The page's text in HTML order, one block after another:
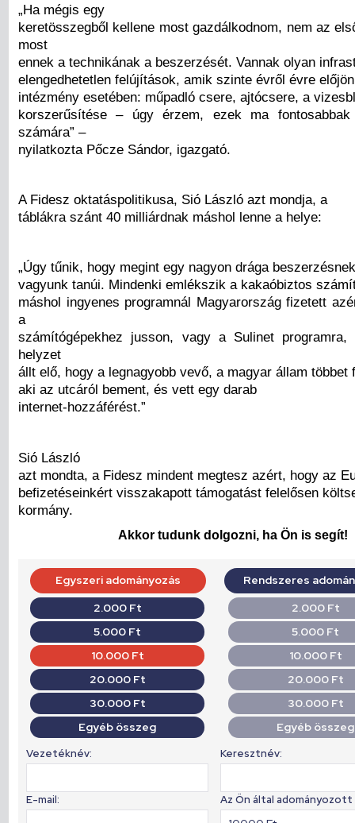
„Ha mégis egy
keretösszegből kellene most gazdálkodnom, nem az
most
ennek a technikának a beszerzését. Vannak olyan
elengedhetetlen felújítások, amik szinte évről évre
intézmény esetében: műpadló csere, ajtócsere, a
korszerűsítése – úgy érzem, ezek ma
számára” –
nyilatkozta Pőcze Sándor, igazgató.
A Fidesz oktatáspolitikusa, Sió László azt mondja, a
táblákra szánt 40 milliárdnak máshol lenne a helye:
„Úgy tűnik, hogy megint egy nagyon drága beszerzésnek
vagyunk tanúi. Mindenki emlékszik a kakaóbiztos
máshol ingyenes programnál Magyarország fizetett
a
számítógépekhez jusson, vagy a Sulinet
helyzet
állt elő, hogy a legnagyobb vevő, a magyar állam többet
aki az utcáról bement, és vett egy darab
internet-hozzáférést.”
Sió László
azt mondta, a Fidesz mindent megtesz azért, hogy az
befizetéseinkért visszakapott támogatást felelősen
kormány.
Akkor tudunk dolgozni, ha Ön is segít!